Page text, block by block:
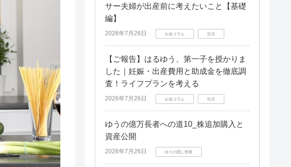
サー夫婦が出産前に考えたいこと【基礎
編】
2026年7月26日 お金コラム 生活
【ご報告】はるゆう、第一子を授かりま
した｜妊娠・出産費用と助成金を徹底調
査！ライフプランを考える
2026年7月26日 お金コラム 生活
ゆうの億万長者への道10_株追加購入と
資産公開
2026年7月26日 ゆうの隠し部屋